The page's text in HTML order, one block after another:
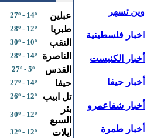
وين تسهر
اخبار فلسطينية
أخبار الكنيست
أخبار حيفا
أخبار شفاعمرو
أخبار طمرة
عبلين 27º - 14º
طبريا 28º - 12º
النقب 30º - 10º
الناصرة 28º - 14º
القدس 27º - 5º
حيفا 27º - 14º
تل ابيب 26º - 12º
بئر
السبع
30º - 12º
ايلات 32º - 12º